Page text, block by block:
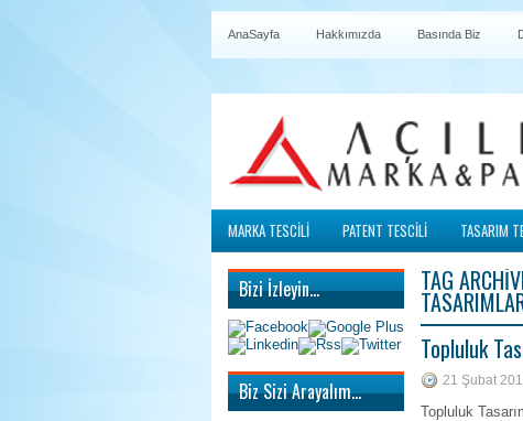
AnaSayfa Hakkımızda Basında Biz
MARKA TESCİLİ PATENT TESCİLİ TASARIM
TAG
Topluluk
21 Şubat
Topluluk
Bizi İzleyin…
Biz Sizi Arayalım…